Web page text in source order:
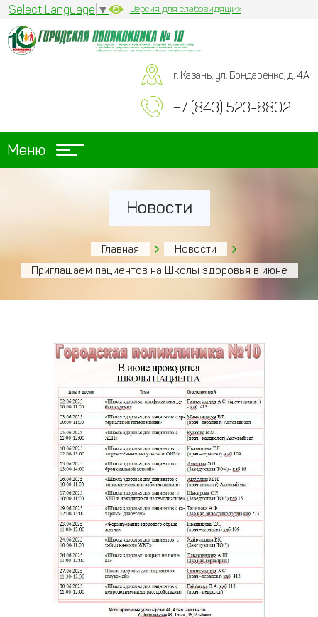
Select Language ▼ Версия для слабовидящих
г. Казань, ул. Бондаренко, д. 4А
+7 (843) 523-8802
Меню
Новости
Главная
Новости
Приглашаем пациентов на Школы здоровья в июне